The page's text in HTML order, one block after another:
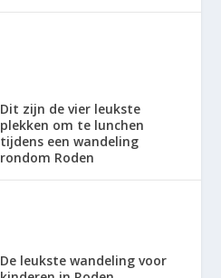
Dit zijn de vier leukste
plekken om te lunchen
tijdens een wandeling
rondom Roden
De leukste wandeling voor